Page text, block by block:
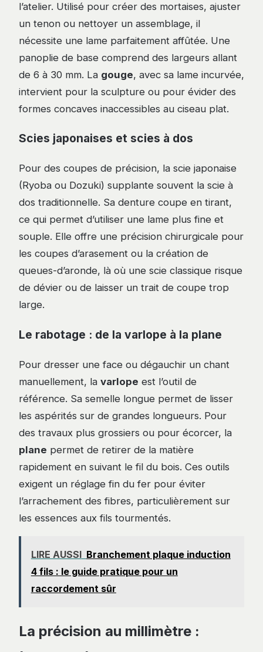
l’atelier. Utilisé pour créer des mortaises, ajuster
un tenon ou nettoyer un assemblage, il
nécessite une lame parfaitement affûtée. Une
panoplie de base comprend des largeurs allant
de 6 à 30 mm. La gouge, avec sa lame incurvée,
intervient pour la sculpture ou pour évider des
formes concaves inaccessibles au ciseau plat.
Scies japonaises et scies à dos
Pour des coupes de précision, la scie japonaise
(Ryoba ou Dozuki) supplante souvent la scie à
dos traditionnelle. Sa denture coupe en tirant,
ce qui permet d’utiliser une lame plus fine et
souple. Elle offre une précision chirurgicale pour
les coupes d’arasement ou la création de
queues-d’aronde, là où une scie classique risque
de dévier ou de laisser un trait de coupe trop
large.
Le rabotage : de la varlope à la plane
Pour dresser une face ou dégauchir un chant
manuellement, la varlope est l’outil de
référence. Sa semelle longue permet de lisser
les aspérités sur de grandes longueurs. Pour
des travaux plus grossiers ou pour écorcer, la
plane permet de retirer de la matière
rapidement en suivant le fil du bois. Ces outils
exigent un réglage fin du fer pour éviter
l’arrachement des fibres, particulièrement sur
les essences aux fils tourmentés.
LIRE AUSSI Branchement plaque induction
4 fils : le guide pratique pour un
raccordement sûr
La précision au millimètre :